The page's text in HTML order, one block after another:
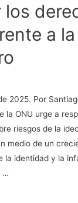
los
a
2025. Por
la ONU urge a
riesgos de la
medio de un
la identidad y la
…